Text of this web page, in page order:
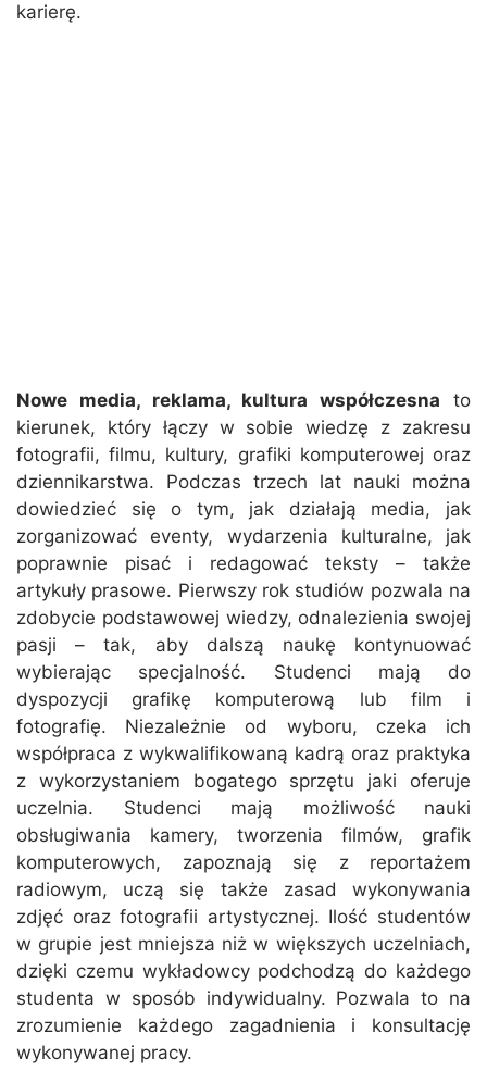
karierę.
Nowe media, reklama, kultura współczesna to
kierunek, który łączy w sobie wiedzę z zakresu
fotografii, filmu, kultury, grafiki komputerowej oraz
dziennikarstwa. Podczas trzech lat nauki można
dowiedzieć się o tym, jak działają media, jak
zorganizować eventy, wydarzenia kulturalne, jak
poprawnie pisać i redagować teksty – także
artykuły prasowe. Pierwszy rok studiów pozwala na
zdobycie podstawowej wiedzy, odnalezienia swojej
pasji – tak, aby dalszą naukę kontynuować
wybierając specjalność. Studenci mają do
dyspozycji grafikę komputerową lub film i
fotografię. Niezależnie od wyboru, czeka ich
współpraca z wykwalifikowaną kadrą oraz praktyka
z wykorzystaniem bogatego sprzętu jaki oferuje
uczelnia. Studenci mają możliwość nauki
obsługiwania kamery, tworzenia filmów, grafik
komputerowych, zapoznają się z reportażem
radiowym, uczą się także zasad wykonywania
zdjęć oraz fotografii artystycznej. Ilość studentów
w grupie jest mniejsza niż w większych uczelniach,
dzięki czemu wykładowcy podchodzą do każdego
studenta w sposób indywidualny. Pozwala to na
zrozumienie każdego zagadnienia i konsultację
wykonywanej pracy.